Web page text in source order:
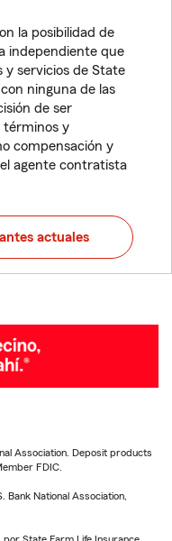
la posibilidad de
independiente que
y servicios de State
ninguna de las
de ser
términos y
compensación y
agente contratista
actuales
Association. Deposit products
FDIC.
National Association,